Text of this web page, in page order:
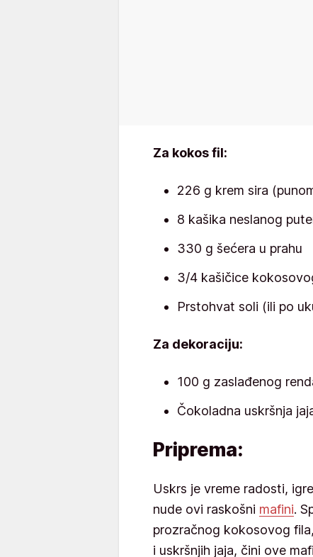
Za kokos fil:
226 g krem sira
8 kašika neslanog
330 g šećera u prahu
3/4 kašičice
Prstohvat soli (ili po
Za dekoraciju:
100 g zaslađenog
Čokoladna uskršnja
Priprema:
Uskrs je vreme radosti,
nude ovi raskošni mafini.
prozračnog kokosovog
i uskršnjih jaja, čini ove